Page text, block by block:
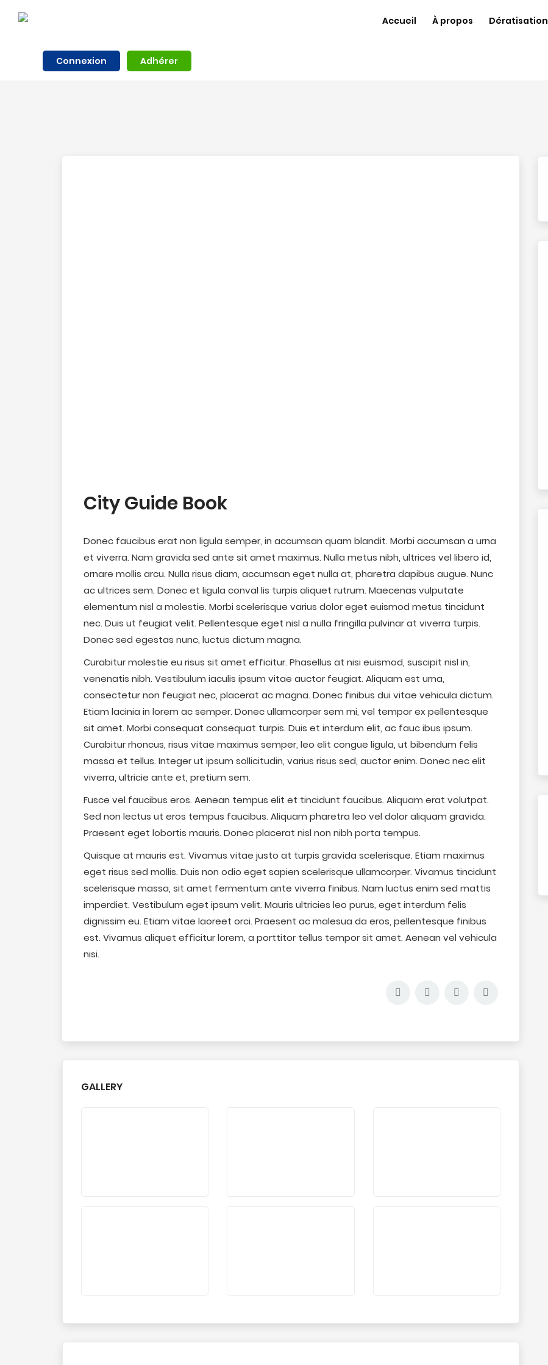
Connexion Adhérer
Accueil À propos Dératisation
City Guide Book
Donec faucibus erat non ligula semper, in accumsan quam blandit. Morbi accumsan a urna
et viverra. Nam gravida sed ante sit amet maximus. Nulla metus nibh, ultrices vel libero id,
ornare mollis arcu. Nulla risus diam, accumsan eget nulla at, pharetra dapibus augue. Nunc
ac ultrices sem. Donec et ligula conval lis turpis aliquet rutrum. Maecenas vulputate
elementum nisl a molestie. Morbi scelerisque varius dolor eget euismod metus tincidunt
nec. Duis ut feugiat velit. Pellentesque eget nisl a nulla fringilla pulvinar at viverra turpis.
Donec sed egestas nunc, luctus dictum magna.
Curabitur molestie eu risus sit amet efficitur. Phasellus at nisi euismod, suscipit nisl in,
venenatis nibh. Vestibulum iaculis ipsum vitae auctor feugiat. Aliquam est urna,
consectetur non feugiat nec, placerat ac magna. Donec finibus dui vitae vehicula dictum.
Etiam lacinia in lorem ac semper. Donec ullamcorper sem mi, vel tempor ex pellentesque
sit amet. Morbi consequat consequat turpis. Duis et interdum elit, ac fauc ibus ipsum.
Curabitur rhoncus, risus vitae maximus semper, leo elit congue ligula, ut bibendum felis
massa et tellus. Integer ut ipsum sollicitudin, varius risus sed, auctor enim. Donec nec elit
viverra, ultricie ante et, pretium sem.
Fusce vel faucibus eros. Aenean tempus elit et tincidunt faucibus. Aliquam erat volutpat.
Sed non lectus ut eros tempus faucibus. Aliquam pharetra leo vel dolor aliquam gravida.
Praesent eget lobortis mauris. Donec placerat nisl non nibh porta tempus.
Quisque at mauris est. Vivamus vitae justo at turpis gravida scelerisque. Etiam maximus
eget risus sed mollis. Duis non odio eget sapien scelerisque ullamcorper. Vivamus tincidunt
scelerisque massa, sit amet fermentum ante viverra finibus. Nam luctus enim sed mattis
imperdiet. Vestibulum eget ipsum velit. Mauris ultricies leo purus, eget interdum felis
dignissim eu. Etiam vitae laoreet orci. Praesent ac malesua da eros, pellentesque finibus
est. Vivamus aliquet efficitur lorem, a porttitor tellus tempor sit amet. Aenean vel vehicula
nisi.
GALLERY